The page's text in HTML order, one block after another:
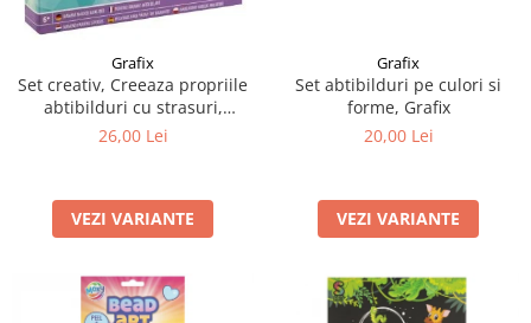
Grafix
Set creativ, Creeaza propriile
abtibilduri cu strasuri,
Diamond paint stickers, Grafix
26,00 Lei
VEZI VARIANTE
Grafix
Set abtibilduri pe culori si
forme, Grafix
20,00 Lei
VEZI VARIANTE